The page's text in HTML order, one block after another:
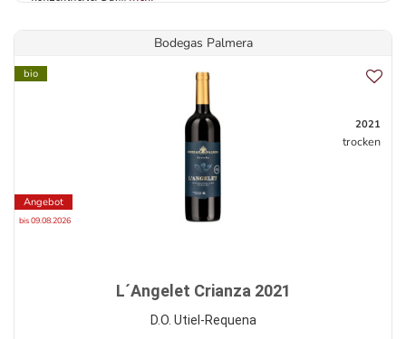
Bodegas Palmera
bio
Angebot
bis 09.08.2026
2021
trocken
L´Angelet Crianza 2021
D.O. Utiel-Requena